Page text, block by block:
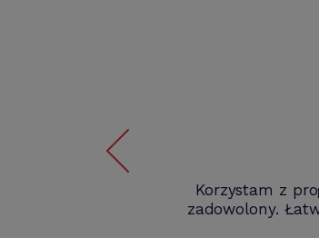
Korzystam z
zadowolony.